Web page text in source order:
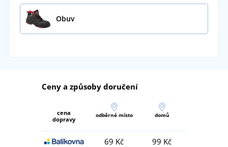
Obuv
Ceny a způsoby doručení
cena
dopravy
odběrné místo domů
69 Kč
99 Kč